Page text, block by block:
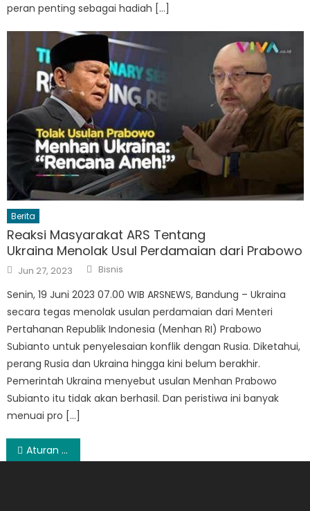
peran penting sebagai hadiah […]
Berita
Reaksi Masyarakat ARS Tentang
Ukraina Menolak Usul Perdamaian dari Prabowo
Posted
on
Jun 27, 2023 Author
Bisnis
Senin, 19 Juni 2023 07.00 WIB ARSNEWS, Bandung – Ukraina
secara tegas menolak usulan perdamaian dari Menteri
Pertahanan Republik Indonesia (Menhan RI) Prabowo
Subianto untuk penyelesaian konflik dengan Rusia. Diketahui,
perang Rusia dan Ukraina hingga kini belum berakhir.
Pemerintah Ukraina menyebut usulan Menhan Prabowo
Subianto itu tidak akan berhasil. Dan peristiwa ini banyak
menuai pro […]
Post
Aturan Dalam Maskapai Penerbangan